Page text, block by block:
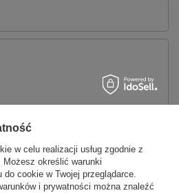
Wyślij
w celu realizacji usług zgodnie z
Możesz określić warunki
do cookie w Twojej przeglądarce.
i prywatności można znaleźć